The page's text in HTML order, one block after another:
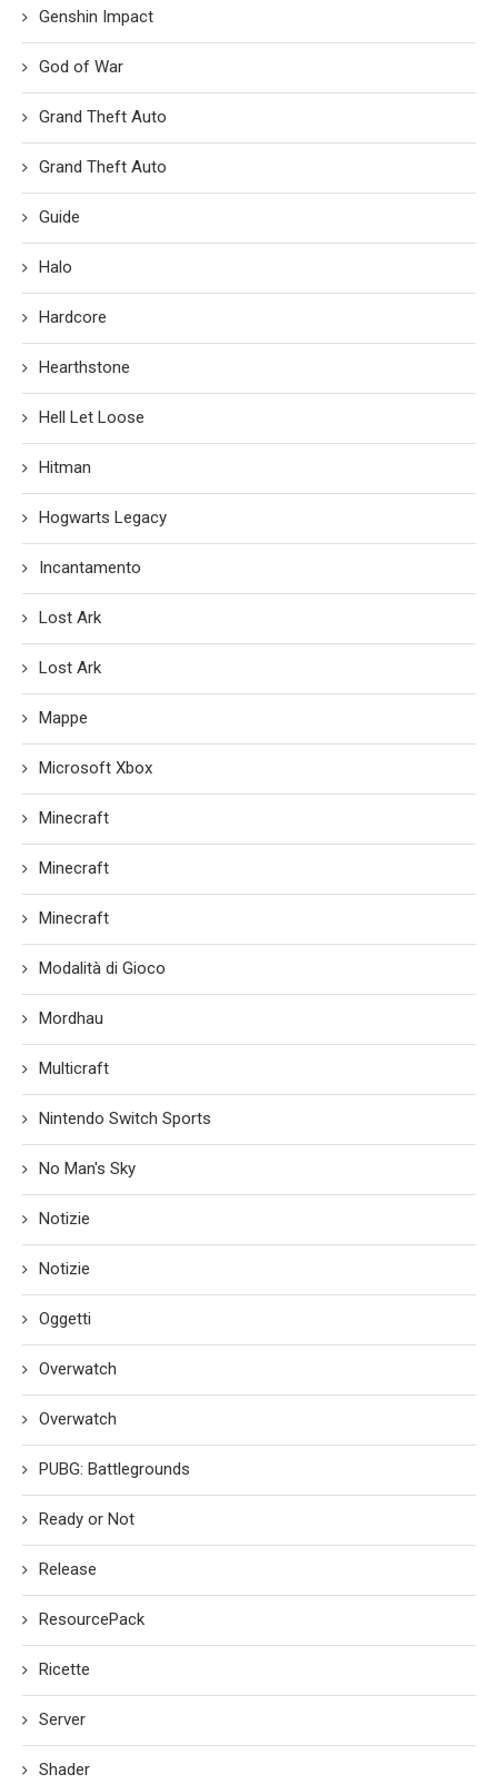
Genshin Impact
God of War
Grand Theft Auto
Grand Theft Auto
Guide
Halo
Hardcore
Hearthstone
Hell Let Loose
Hitman
Hogwarts Legacy
Incantamento
Lost Ark
Lost Ark
Mappe
Microsoft Xbox
Minecraft
Minecraft
Minecraft
Modalità di Gioco
Mordhau
Multicraft
Nintendo Switch Sports
No Man's Sky
Notizie
Notizie
Oggetti
Overwatch
Overwatch
PUBG: Battlegrounds
Ready or Not
Release
ResourcePack
Ricette
Server
Shader